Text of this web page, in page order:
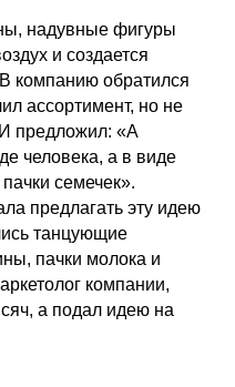
надувные фигуры
и создается
компанию обратился
ассортимент, но не
предложил: «А
человека, а в виде
семечек».
предлагать эту идею
танцующие
пачки молока и
компании,
а подал идею на